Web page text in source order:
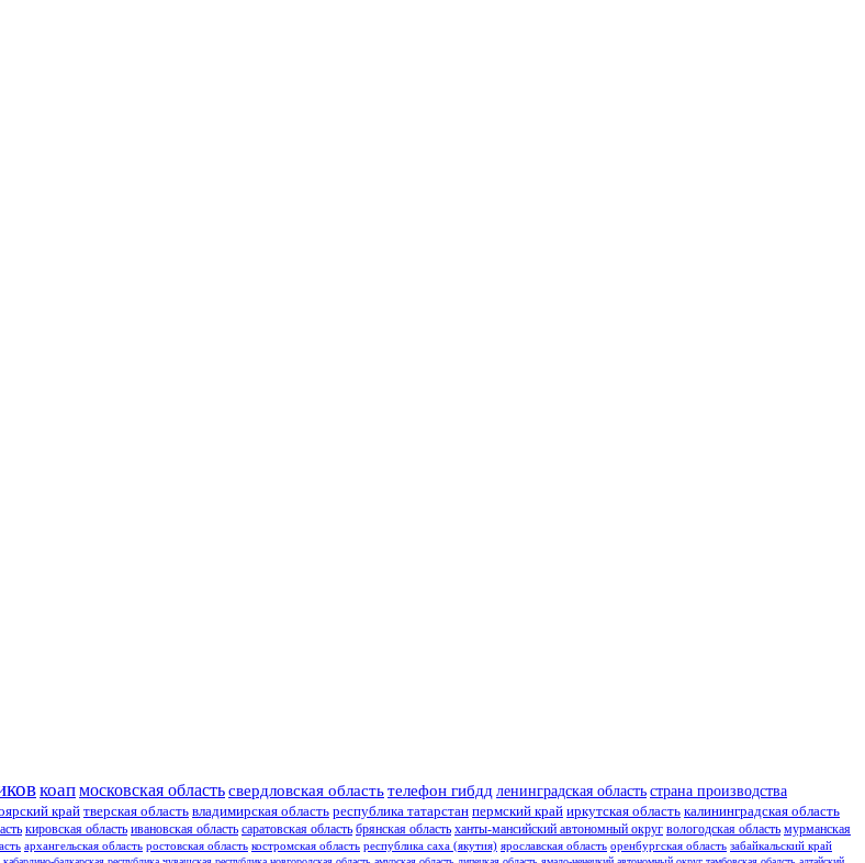
коапмосковская областьсвердловская областьтелефон гибдд ленинградская область страна производства
край тверская область владимирская область республика татарстан пермский край иркутская область калининградская область
кировская область ивановская область саратовская область брянская область ханты-мансийский автономный округ вологодская область мурманская
архангельская область ростовская область костромская область республика саха (якутия) ярославская область оренбургская область забайкальский край